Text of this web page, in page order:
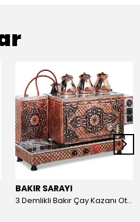
BAKIR SARAYI
3 Demlikli Bakır Çay Kazanı Otomatik, 30 Litre